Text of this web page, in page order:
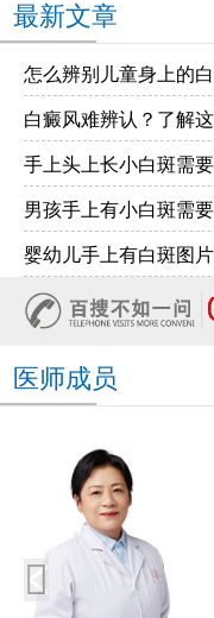
最新文章
怎么辨别儿童身上的
白癜风难辨认？了解
手上头上长小白斑需
男孩手上有小白斑需
婴幼儿手上有白斑图
医师成员